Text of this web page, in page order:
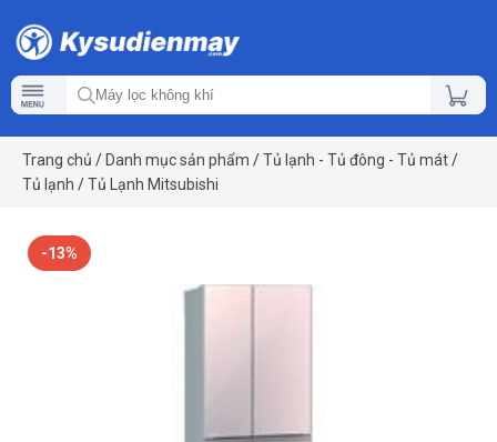
Trang chủ / Danh mục sản phẩm /Tủ lạnh - Tủ đông - Tủ mát/
Tủ lạnh /Tủ Lạnh Mitsubishi
-13%